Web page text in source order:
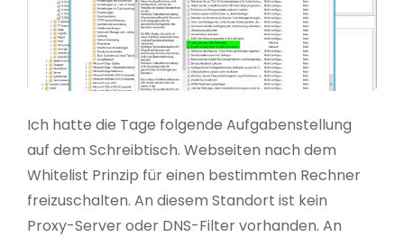
Ich hatte die Tage folgende Aufgabenstellung
auf dem Schreibtisch. Webseiten nach dem
Whitelist Prinzip für einen bestimmten Rechner
freizuschalten. An diesem Standort ist kein
Proxy-Server oder DNS-Filter vorhanden. An